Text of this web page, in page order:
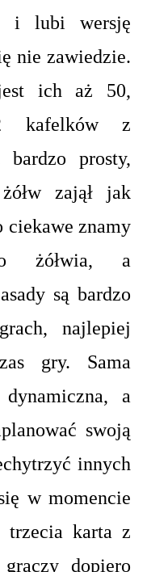
i lubi wersję
nie zawiedzie.
ich aż 50,
kafelków z
prosty,
zajął jak
ciekawe znamy
żółwia, a
są bardzo
najlepiej
gry. Sama
a
swoją
innych
w momencie
trzecia karta z
dopiero